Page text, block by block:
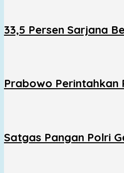
33,5 Persen Sarjana
Prabowo Perintahkan
Satgas Pangan Polri